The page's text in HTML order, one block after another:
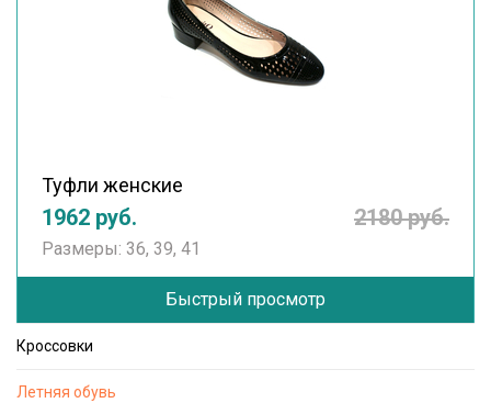
Туфли женские
1962 руб. 2180 руб.
Размеры: 36, 39, 41
Быстрый просмотр
Кроссовки
Летняя обувь